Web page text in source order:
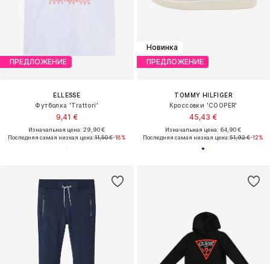
ПРЕДЛОЖЕНИЕ
ELLESSE
Футболка 'Trattori'
9,41 €
Изначальная цена: 29,90 €
Последняя самая низкая цена:11,50 €-18%
Новинка
ПРЕДЛОЖЕНИЕ
TOMMY HILFIGER
Кроссовки 'COOPER'
45,43 €
Изначальная цена: 64,90 €
Последняя самая низкая цена:51,92 €-12%